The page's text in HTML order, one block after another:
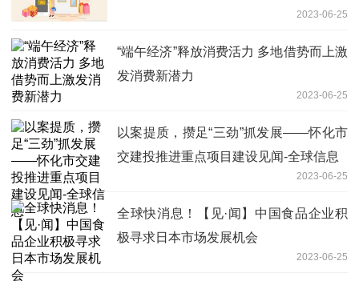
2023-06-25
“端午经济”释放消费活力 多地借势而上激
发消费新潜力
2023-06-25
以案提质，攒足“三劲”抓发展——怀化市
交建投推进重点项目建设见闻-全球信息
2023-06-25
全球快消息！【见·闻】中国食品企业积
极寻求日本市场发展机会
2023-06-25